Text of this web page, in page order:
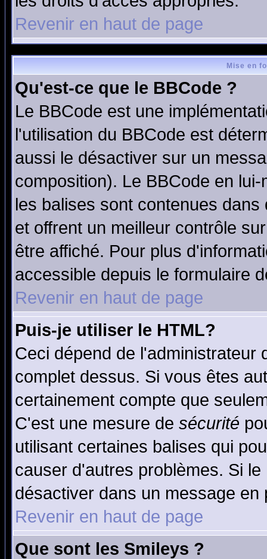
Revenir en haut de page
Mise en
Qu'est-ce que le BBCode ?
Le BBCode est une
l'utilisation du BBCode est
aussi le désactiver sur un
composition). Le BBCode en
les balises sont contenues
et offrent un meilleur contrôle
être affiché. Pour plus
accessible depuis le formulaire
Revenir en haut de page
Puis-je utiliser le HTML?
Ceci dépend de l'administrateur
complet dessus. Si vous êtes
certainement compte que
C'est une mesure de sécurité
utilisant certaines balises qui
causer d'autres problèmes. Si
désactiver dans un message
Revenir en haut de page
Que sont les Smileys ?